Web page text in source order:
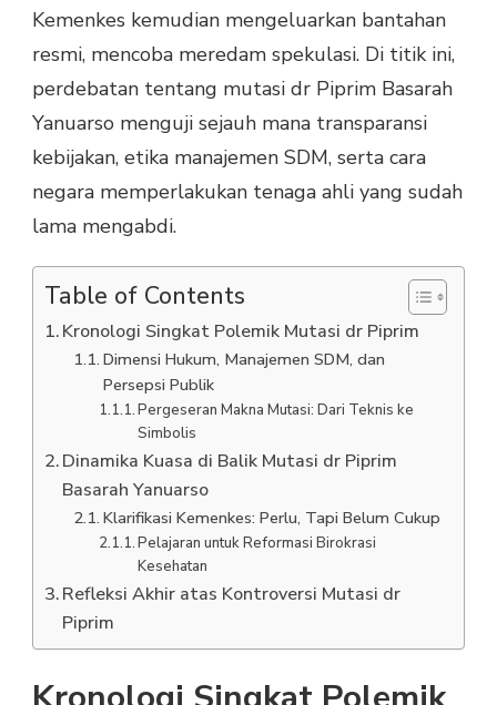
Kemenkes kemudian mengeluarkan bantahan
resmi, mencoba meredam spekulasi. Di titik ini,
perdebatan tentang mutasi dr Piprim Basarah
Yanuarso menguji sejauh mana transparansi
kebijakan, etika manajemen SDM, serta cara
negara memperlakukan tenaga ahli yang sudah
lama mengabdi.
Table of Contents
Kronologi Singkat Polemik Mutasi dr Piprim
Dimensi Hukum, Manajemen SDM, dan
Persepsi Publik
Pergeseran Makna Mutasi: Dari Teknis ke
Simbolis
Dinamika Kuasa di Balik Mutasi dr Piprim
Basarah Yanuarso
Klarifikasi Kemenkes: Perlu, Tapi Belum Cukup
Pelajaran untuk Reformasi Birokrasi
Kesehatan
Refleksi Akhir atas Kontroversi Mutasi dr
Piprim